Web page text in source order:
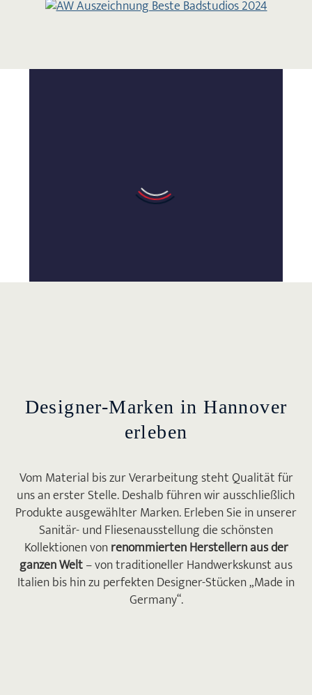
HANNAH MERTENS
Die Fliesenausstellung von Krüger
Hannover ist für alle Bauherren ein Muss!
Auswahl an Fliesen für jeden Wohnbereich
und konnten uns erste Inspirationen holen.
Wir kommen auf jeden Fall wieder!

Super freundliche Mitarbeiter! Wir haben
Fliesen von Krüger Hannover in unserem
Badezimmer verlegt und sind super
Designer-Marken in Hannover
erleben
Vom Material bis zur Verarbeitung steht Qualität für
uns an erster Stelle. Deshalb führen wir ausschließlich
Produkte ausgewählter Marken. Erleben Sie in unserer
Sanitär- und Fliesenausstellung die schönsten
Kollektionen vonrenommierten Herstellern aus der
ganzen Welt– von traditioneller Handwerkskunst aus
Italien bis hin zu perfekten Designer-Stücken „Made in
Germany“.